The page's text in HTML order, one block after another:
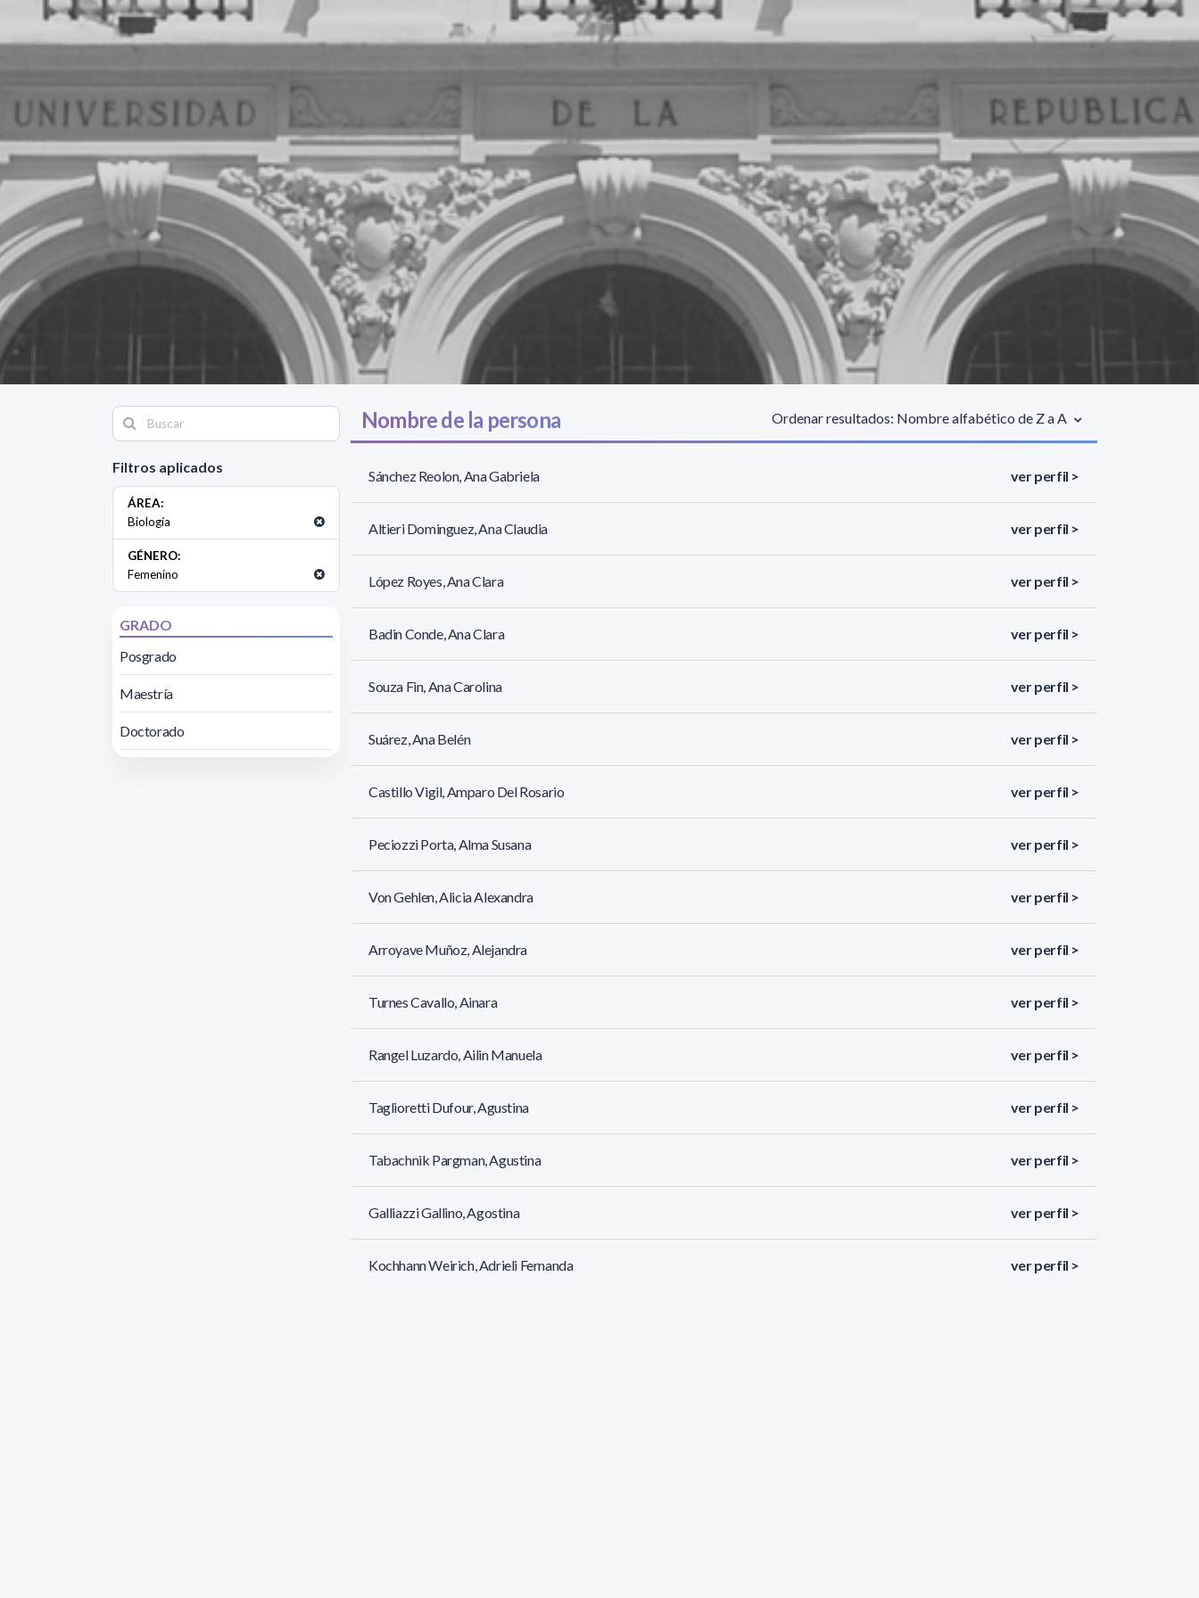
Filtros aplicados
ÁREA:
Biología
GÉNERO:
Femenino
GRADO
Posgrado
Maestría
Doctorado
Nombre de la persona Ordenar resultados: Nombre alfabético de Z a A
Sánchez Reolon, Ana Gabriela ver perfil >
Altieri Dominguez, Ana Claudia ver perfil >
López Royes, Ana Clara ver perfil >
Badin Conde, Ana Clara ver perfil >
Souza Fin, Ana Carolina ver perfil >
Suárez, Ana Belén ver perfil >
Castillo Vigil, Amparo Del Rosario ver perfil >
Peciozzi Porta, Alma Susana ver perfil >
Von Gehlen, Alicia Alexandra ver perfil >
Arroyave Muñoz, Alejandra ver perfil >
Turnes Cavallo, Ainara ver perfil >
Rangel Luzardo, Ailin Manuela ver perfil >
Taglioretti Dufour, Agustina ver perfil >
Tabachnik Pargman, Agustina ver perfil >
Galliazzi Gallino, Agostina ver perfil >
Kochhann Weirich, Adrieli Fernanda ver perfil >